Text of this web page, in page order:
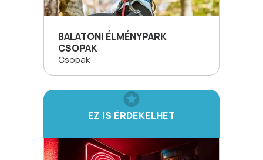
BALATONI ÉLMÉNYPARK
CSOPAK
Csopak
EZ IS ÉRDEKELHET